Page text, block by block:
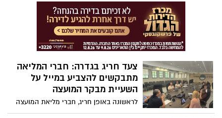
מהממוצע הארצי ונמוך מרוב הערים שנכללו
בהשוואה
צעד חריג בגדרה: חברי המליאה
מתבקשים להצביע במייל על
השעיית מבקר המועצה
לראשונה באופן חריג, חברי מליאת המועצה
המקומית גדרה התבקשו להכריע באמצעות